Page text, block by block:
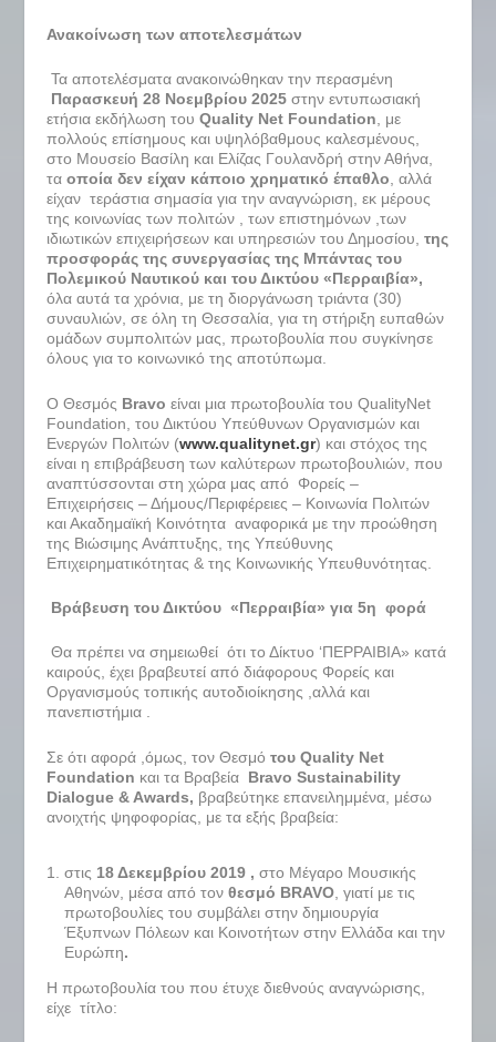
Ανακοίνωση των αποτελεσμάτων
Τα αποτελέσματα ανακοινώθηκαν την περασμένη
Παρασκευή 28 Νοεμβρίου 2025 στην εντυπωσιακή
ετήσια εκδήλωση τουQuality Net Foundation , με
πολλούς επίσημους και υψηλόβαθμους καλεσμένους,
στο Μουσείο Βασίλη και Ελίζας Γουλανδρή στην Αθήνα,
τα οποία δεν είχαν κάποιο χρηματικό έπαθλο , αλλά
είχαν τεράστια σημασία για την αναγνώριση, εκ μέρους
της κοινωνίας των πολιτών , των επιστημόνων ,των
ιδιωτικών επιχειρήσεων και υπηρεσιών του Δημοσίου,της
προσφοράς της συνεργασίας της Μπάντας του
Πολεμικού Ναυτικού και του Δικτύου «Περραιβία»,
όλα αυτά τα χρόνια, με τη διοργάνωση τριάντα (30)
συναυλιών, σε όλη τη Θεσσαλία, για τη στήριξη ευπαθών
ομάδων συμπολιτών μας, πρωτοβουλία που συγκίνησε
όλους για το κοινωνικό της αποτύπωμα.
Ο Θεσμός Bravo είναι μια πρωτοβουλία του QualityNet
Foundation, του Δικτύου Υπεύθυνων Οργανισμών και
Ενεργών Πολιτών (www.qualitynet.gr) και στόχος της
είναι η επιβράβευση των καλύτερων πρωτοβουλιών, που
αναπτύσσονται στη χώρα μας από Φορείς –
Επιχειρήσεις – Δήμους/Περιφέρειες – Κοινωνία Πολιτών
και Ακαδημαϊκή Κοινότητα αναφορικά με την προώθηση
της Βιώσιμης Ανάπτυξης, της Υπεύθυνης
Επιχειρηματικότητας & της Κοινωνικής Υπευθυνότητας.
Βράβευση του Δικτύου «Περραιβία» για 5η φορά
Θα πρέπει να σημειωθεί ότι το Δίκτυο ‘ΠΕΡΡΑΙΒΙΑ» κατά
καιρούς, έχει βραβευτεί από διάφορους Φορείς και
Οργανισμούς τοπικής αυτοδιοίκησης ,αλλά και
πανεπιστήμια .
Σε ότι αφορά ,όμως, τον ΘεσμότουQuality Net
Foundation και τα Βραβεία Bravo Sustainability
Dialogue & Awards, βραβεύτηκε επανειλημμένα, μέσω
ανοιχτής ψηφοφορίας, με τα εξής βραβεία:
στις 18 Δεκεμβρίου 2019 ,στο Μέγαρο Μουσικής
Αθηνών, μέσα από τον θεσμό BRAVO , γιατί με τις
πρωτοβουλίες του συμβάλει στην δημιουργία
Έξυπνων Πόλεων και Κοινοτήτων στην Ελλάδα και την
Ευρώπη.
Η πρωτοβουλία του που έτυχε διεθνούς αναγνώρισης,
είχε τίτλο: